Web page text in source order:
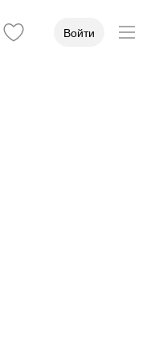
Войти